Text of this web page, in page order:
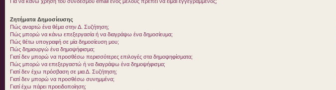
Ζητήματα Δημοσίευσης
Πώς αναρτώ ένα θέμα στην Δ. Συζήτηση;
Πώς μπορώ να κάνω επεξεργασία ή να διαγράψω ένα δημοσίευμα;
Πώς θέτω υπογραφή σε μία δημοσίευση μου;
Πώς δημιουργώ ένα δημοψήφισμα;
Γιατί δεν μπορώ να προσθέσω περισσότερες επιλογές στα δημοψηφίσματα;
Πώς μπορώ να επεξεργαστώ ή να διαγράψω ένα δημοψήφισμα;
Γιατί δεν έχω πρόσβαση σε μια Δ. Συζήτηση;
Γιατί δεν μπορώ να προσθέσω συνημμένα;
Γιατί έχω πάρει προειδοποίηση;